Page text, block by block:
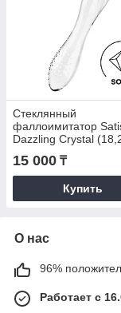
Стеклянный
фаллоимитатор
Dazzling Crystal
см) прозрачный
15 000 ₸
Купить
О нас
96%
Работает с